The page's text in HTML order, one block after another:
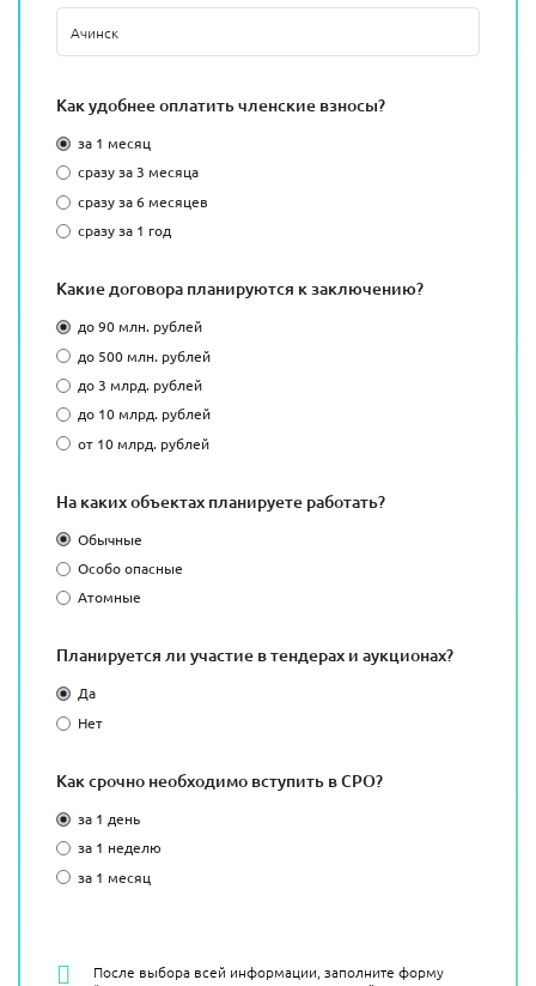
Как удобнее оплатить членские взносы?
за 1 месяц
сразу за 3 месяца
сразу за 6 месяцев
сразу за 1 год
Какие договора планируются к заключению?
до 90 млн. рублей
до 500 млн. рублей
до 3 млрд. рублей
до 10 млрд. рублей
от 10 млрд. рублей
На каких объектах планируете работать?
Обычные
Особо опасные
Атомные
Планируется ли участие в тендерах и аукционах?
Да
Нет
Как срочно необходимо вступить в СРО?
за 1 день
за 1 неделю
за 1 месяц
После выбора всей информации, заполните форму